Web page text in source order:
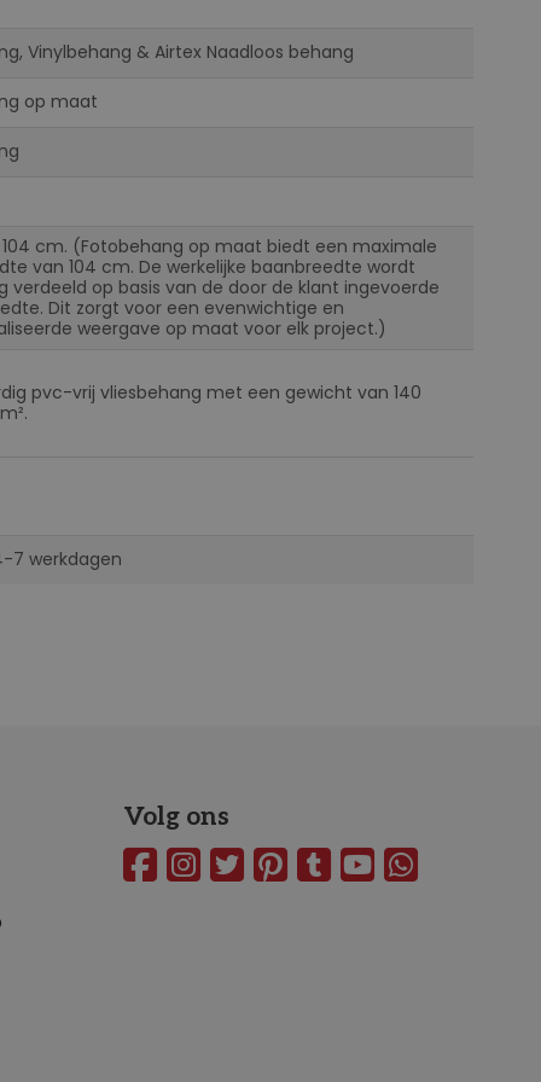
Vinylbehang & Airtex Naadloos behang
op maat
cm. (Fotobehang op maat biedt een maximale
van 104 cm. De werkelijke baanbreedte wordt
verdeeld op basis van de door de klant ingevoerde
Dit zorgt voor een evenwichtige en
weergave op maat voor elk project.)
pvc-vrij vliesbehang met een gewicht van 140
7 werkdagen
Volg ons